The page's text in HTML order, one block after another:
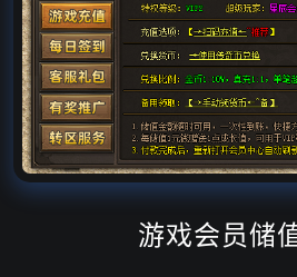
游戏会员储